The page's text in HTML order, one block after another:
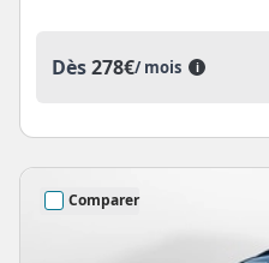
Dès278€/ mois i
Comparer